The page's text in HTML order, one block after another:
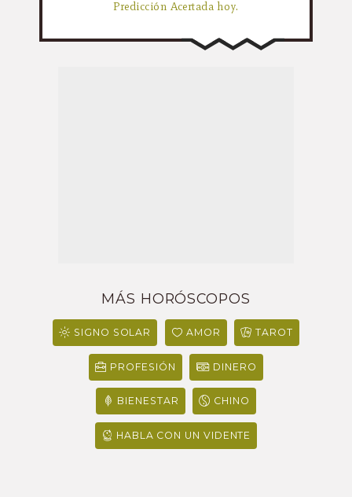
Predicción Acertada hoy.
MÁS HORÓSCOPOS
SIGNO SOLAR AMOR TAROT
PROFESIÓN DINERO
BIENESTAR CHINO
HABLA CON UN VIDENTE